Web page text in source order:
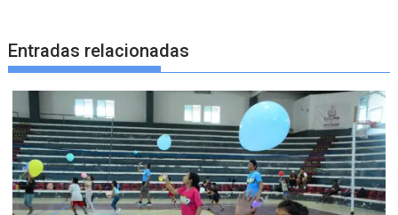
Entradas relacionadas